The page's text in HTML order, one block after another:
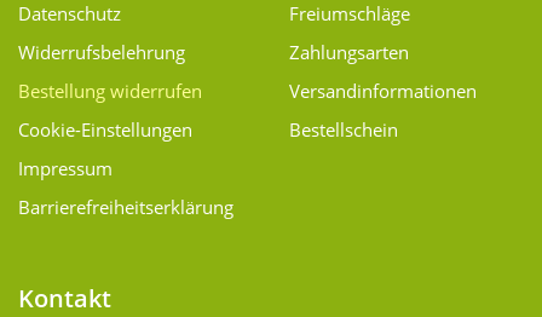
Datenschutz
Widerrufsbelehrung
Bestellung widerrufen
Cookie-Einstellungen
Impressum
Barrierefreiheitserklärung
Freiumschläge
Zahlungsarten
Versand­informationen
Bestellschein
Kontakt